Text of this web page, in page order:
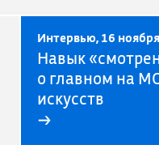
Интервью, 16 ноября
Навык
о главном на
искусств
→